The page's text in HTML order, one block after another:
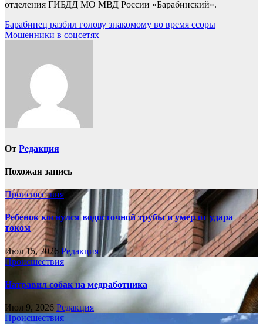
отделения ГИБДД МО МВД России «Барабинский».
Навигация
по
Барабинец разбил голову знакомому во время ссоры
Мошенники в соцсетях
От Редакция
Похожая запись
Происшествия
Ребенок коснулся водосточной трубы и умер от удара
током
Июл 15, 2026 Редакция
Происшествия
Натравил собак на медработника
Июл 9, 2026 Редакция
Происшествия